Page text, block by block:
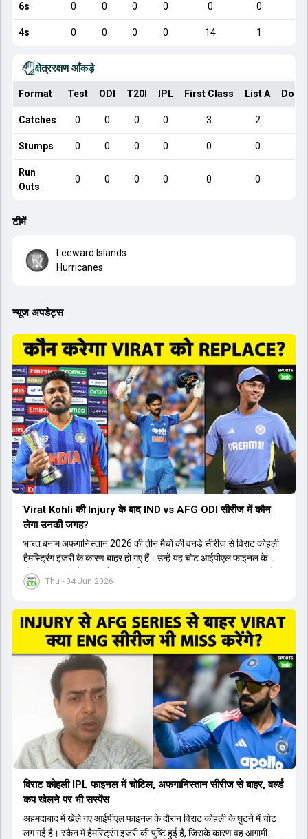
6s 0 0 0 0 0 0
4s 0 0 0 0 14 1
क्षेत्ररक्षण आँकड़े
Format Test ODI T20I IPL First Class List A
Catches 0 0 0 0 3 2
Stumps 0 0 0 0 0 0
Run
Outs
0 0 0 0 0 0
टीमें
Leeward Islands
Hurricanes
न्यूज अपडेट्स
Thu - 04 Jun 2026
Virat Kohli की Injury के बाद IND vs AFG ODI सीरीज में कौन
लेगा उनकी जगह?
भारत बनाम अफगानिस्तान 2026 की तीन मैचों की वनडे सीरीज से विराट कोहली
हैमस्ट्रिंग इंजरी के कारण बाहर हो गए हैं। उन्हें यह चोट आईपीएल फाइनल के
दौरान लगी थी। रोहित शर्मा और हार्दिक पांड्या की फिटनेस पर भी अभी सवाल हैं,
इसलिए नंबर तीन पर कोहली की जगह एक मजबूत विकल्प खोजना जरूरी है। इस
रुतुराज गायकवाड़ 58.8 की लिस्ट ए औसत के साथ एक मजबूत विकल्प हैं। संजू
सैमसन भी बड़े दावेदार हैं, जिनका वनडे क्रिकेट में 56 से ज्यादा का औसत है।
यशस्वी जायसवाल को भी मौका मिल सकता है, हालांकि उनके बैटिंग ऑर्डर पर
विचार करना होगा। इसके अलावा 82 से ज्यादा की लिस्ट ए औसत वाले देवदत्त
पडिक्कल भी एक शानदार विकल्प हो सकते हैं। टीम मैनेजमेंट स्क्वाड में पहले से
मौजूद ईशान किशन को भी नंबर तीन पर खिलाने का फैसला कर सकती है।
विराट कोहली IPL फाइनल में चोटिल, अफगानिस्तान सीरीज से बाहर, वर्ल्ड
कप खेलने पर भी सस्पेंस
अहमदाबाद में खेले गए आईपीएल फाइनल के दौरान विराट कोहली के घुटने में चोट
लग गई है। स्कैन में हैमस्ट्रिंग इंजरी की पुष्टि हुई है, जिसके कारण वह आगामी